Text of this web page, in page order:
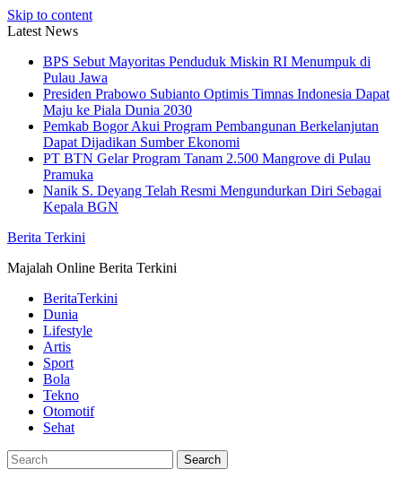
Skip to content
Latest News
BPS Sebut Mayoritas Penduduk Miskin RI Menumpuk di
Pulau Jawa
Presiden Prabowo Subianto Optimis Timnas Indonesia Dapat
Maju ke Piala Dunia 2030
Pemkab Bogor Akui Program Pembangunan Berkelanjutan
Dapat Dijadikan Sumber Ekonomi
PT BTN Gelar Program Tanam 2.500 Mangrove di Pulau
Pramuka
Nanik S. Deyang Telah Resmi Mengundurkan Diri Sebagai
Kepala BGN
Berita Terkini
Majalah Online Berita Terkini
BeritaTerkini
Dunia
Lifestyle
Artis
Sport
Bola
Tekno
Otomotif
Sehat